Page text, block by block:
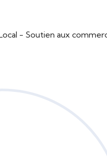
- Soutien aux